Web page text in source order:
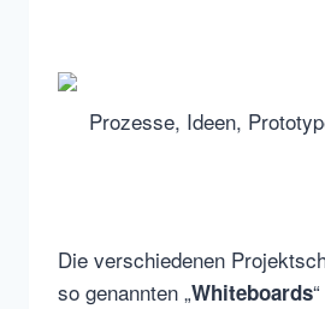
Prozesse, Ideen,
Die verschiedenen
so genannten „Whiteboards